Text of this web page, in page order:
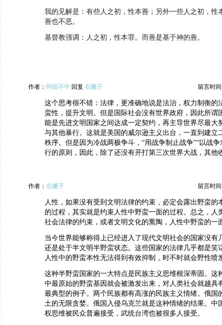
我的见解是：有些人之初，性本善；另外一些人之初，性
善也不恶。
基督教强调：人之初，性本罪。而善是基于神的善。
作者： 阿妞不牛 回复 右撇子 留言时间
这个思考很不错：法律，更准确地说是法治，权力制衡的
蛮性，提升文明。但是国际社会没有世界政府，因此所谓
能是先进文明国家之间达成一定契约，再主导世界尽最大
与其他暴行。这就是美国的威尔逊主义出台，一直到建立
秩序。但是因为冷战两极争斗，“用战争制止战争”“以战
行的原则，因此，除了还没有开打第三次世界大战，其他
作者： 右撇子 留言时间
人性，如果没有受到文明法律的约束，必定会露出野蛮的
的过程，其实就是约束人性中野蛮一面的过程。总之，人
社会法律的约束，或者文明文化的熏陶，人性中野蛮的一
当今世界能够称得上已经进入了现代文明社会的国家没有
还是处于半文明半野蛮状态。这些国家的法律几乎都是笑
人性中的野蛮本性无法得到有效抑制，时不时就会野性喷
这种半野蛮国家的一大特点是民族主义思维根深蒂固。这
中最原始的野蛮基因就会被激发出来，对人类社会就越具
最典型的例子。两个民族都有高涨的民族主义情绪。俄国
土的无限贪婪。俄国入侵乌克兰就是这种情绪的结果。中
权思维被民众普遍接受，武统台湾也被很多人接受。